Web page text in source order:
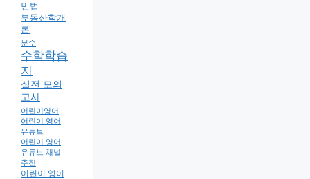
민법
부동산학개
론
분수
수학학습
지
실전 모의
고사
어린이영어
어린이 영어
유튜브
어린이 영어
유튜브 채널
추천
어린이 영어